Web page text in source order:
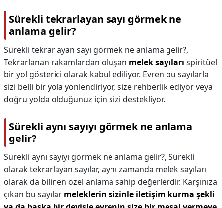
Sürekli tekrarlayan sayı görmek ne
anlama gelir?
Sürekli tekrarlayan sayı görmek ne anlama gelir?,
Tekrarlanan rakamlardan oluşan melek sayıları spiritüel
bir yol gösterici olarak kabul ediliyor. Evren bu sayılarla
sizi belli bir yola yönlendiriyor, size rehberlik ediyor veya
doğru yolda olduğunuz için sizi destekliyor.
Sürekli aynı sayıyı görmek ne anlama
gelir?
Sürekli aynı sayıyı görmek ne anlama gelir?, Sürekli
olarak tekrarlayan sayılar, aynı zamanda melek sayıları
olarak da bilinen özel anlama sahip değerlerdir. Karşınıza
çıkan bu sayılar meleklerin sizinle iletişim kurma şekli